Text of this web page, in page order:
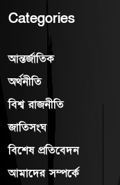
Categories
আন্তর্জাতিক
অর্থনীতি
বিশ্ব রাজনীতি
জাতিসংঘ
বিশেষ প্রতিবেদন
আমাদের সম্পর্কে